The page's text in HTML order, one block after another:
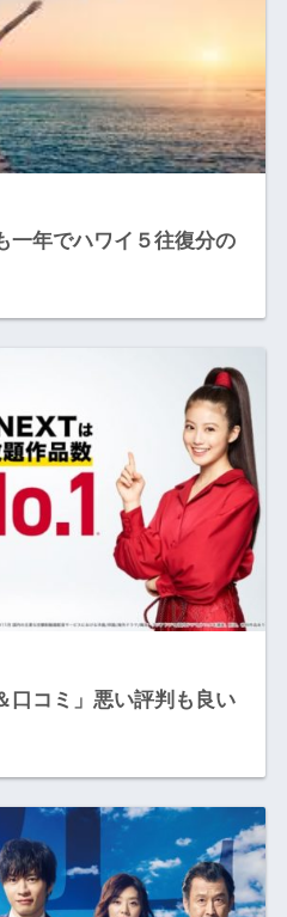
一年でハワイ５往復分の
口コミ」悪い評判も良い